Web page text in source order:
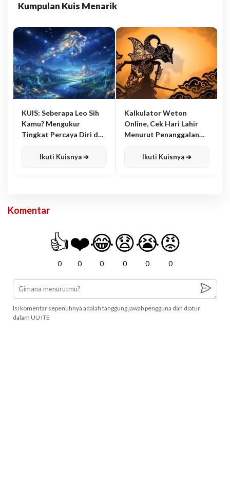
Kumpulan Kuis Menarik
KUIS: Seberapa Leo Sih
Kamu? Mengukur
Tingkat Percaya Diri dan
Ikuti Kuisnya ➔
Kalkulator Weton
Online, Cek Hari Lahir
Menurut Penanggalan
Ikuti Kuisnya ➔
Komentar
👍
0
❤️
0
😂
0
😧
0
😭
0
😡
0
Isi komentar sepenuhnya adalah tanggung jawab pengguna dan diatur
dalam UU ITE